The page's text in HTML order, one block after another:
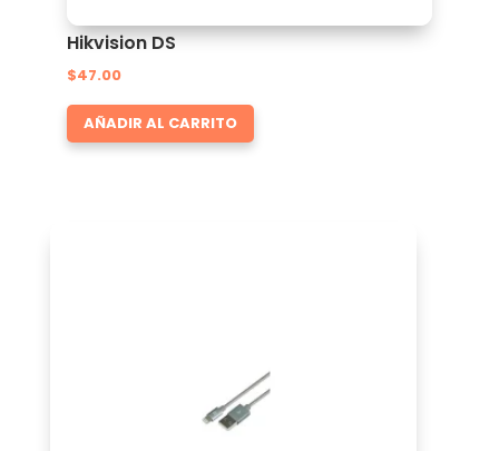
Hikvision DS
$47.00
AÑADIR AL CARRITO